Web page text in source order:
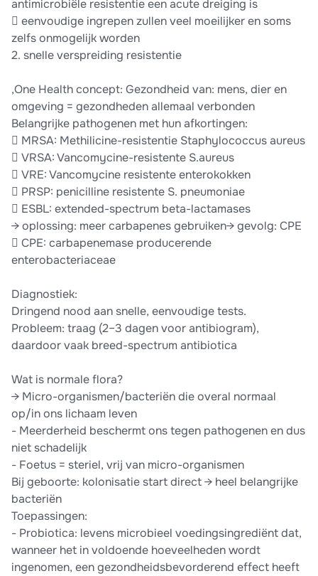
antimicrobiële resistentie een acute dreiging is
 eenvoudige ingrepen zullen veel moeilijker en soms
zelfs onmogelijk worden
2. snelle verspreiding resistentie
,One Health concept: Gezondheid van: mens, dier en
omgeving = gezondheden allemaal verbonden
Belangrijke pathogenen met hun afkortingen:
 MRSA: Methilicine-resistentie Staphylococcus aureus
 VRSA: Vancomycine-resistente S.aureus
 VRE: Vancomycine resistente enterokokken
 PRSP: penicilline resistente S. pneumoniae
 ESBL: extended-spectrum beta-lactamases
→ oplossing: meer carbapenes gebruiken→ gevolg: CPE
 CPE: carbapenemase producerende
enterobacteriaceae
Diagnostiek:
Dringend nood aan snelle, eenvoudige tests.
Probleem: traag (2–3 dagen voor antibiogram),
daardoor vaak breed-spectrum antibiotica
Wat is normale flora?
→ Micro-organismen/bacteriën die overal normaal
op/in ons lichaam leven
- Meerderheid beschermt ons tegen pathogenen en dus
niet schadelijk
- Foetus = steriel, vrij van micro-organismen
Bij geboorte: kolonisatie start direct → heel belangrijke
bacteriën
Toepassingen:
- Probiotica: levens microbieel voedingsingrediënt dat,
wanneer het in voldoende hoeveelheden wordt
ingenomen, een gezondheidsbevorderend effect heeft